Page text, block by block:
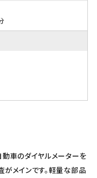
車のダイヤルメーターを
メインです。軽量な部品